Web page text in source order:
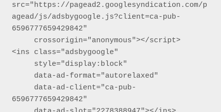
src="https://pagead2.googlesyndication.com/p
agead/js/adsbygoogle.js?client=ca-pub-
6596777659429842"
<ins class="adsbygoogle"
6596777659429842"